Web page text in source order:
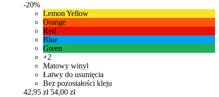
-20%
Lemon Yellow
Orange
Red
Blue
Green
+2
Matowy winyl
Łatwy do usunięcia
Bez pozostałości kleju
42,95 zł 54,00 zł